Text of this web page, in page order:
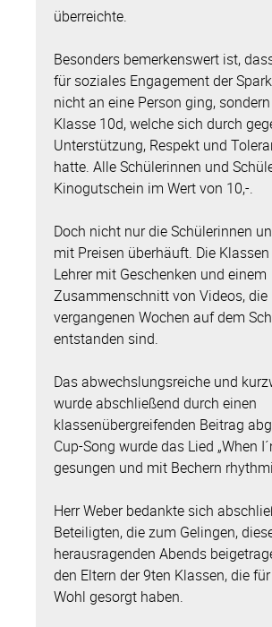
überreichte.
Besonders bemerkenswert ist,
für soziales Engagement der
nicht an eine Person ging,
Klasse 10d, welche sich durch
Unterstützung, Respekt und
hatte. Alle Schülerinnen und
Kinogutschein im Wert von 10,-.
Doch nicht nur die Schülerinnen
mit Preisen überhäuft. Die
Lehrer mit Geschenken und einem
Zusammenschnitt von Videos, die
vergangenen Wochen auf dem
entstanden sind.
Das abwechslungsreiche und
wurde abschließend durch einen
klassenübergreifenden Beitrag
Cup-Song wurde das Lied „When
gesungen und mit Bechern
Herr Weber bedankte sich
Beteiligten, die zum Gelingen,
herausragenden Abends
den Eltern der 9ten Klassen, die
Wohl gesorgt haben.